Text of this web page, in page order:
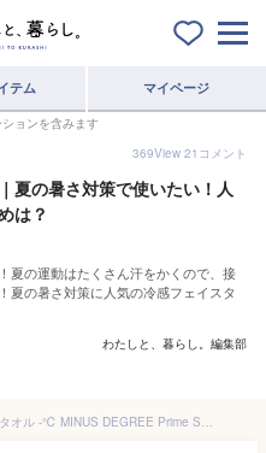
テム マイページ
ョンを含みます
369View 21 コメント
夏の暑さ対策で使いたい！人
は？
夏の運動はたくさん汗をかくので、接
夏の暑さ対策に人気の冷感フェイスタ
わたしと、暮らし。編集部
クールタオル 冷感タオル スポーツタオル -℃ MINUS DEGREE Prime Sports マイナスディグリー プライム【今治タオル 冷却タオル ひんやりタオル フェイスタオル おしゃれ ネッククーラー アウトドア 熱中症対策グッズ ひんやり 運動会 防災 プレゼント】